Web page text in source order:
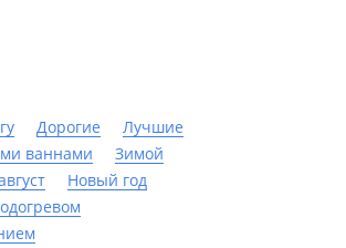
Дорогие
Лучшие
ваннами
Зимой
Новый год